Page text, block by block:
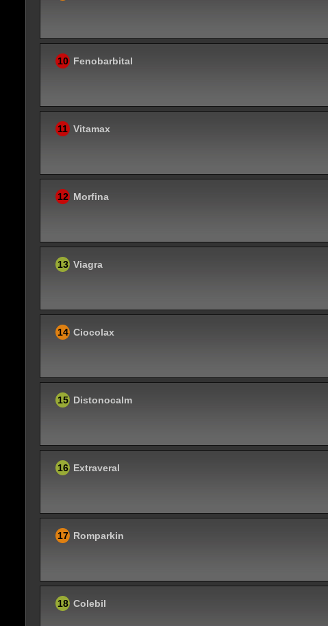
10 Fenobarbital
11 Vitamax
12 Morfina
13 Viagra
14 Ciocolax
15 Distonocalm
16 Extraveral
17 Romparkin
18 Colebil